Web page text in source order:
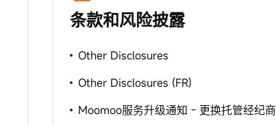
条款和风险披露
Other Disclosures
Other Disclosures (FR)
Moomoo服务升级通知 - 更换托管经纪商